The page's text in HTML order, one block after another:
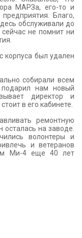
МАРЗа, его-то и
Благо,
обслуживали до
не помнит ни
корпуса был удален
собирали всем
нам новый
директор и
в его кабинете.
ремонтную
осталась на заводе.
волонтеры и
и ветеранов
Ми-4 еще 40 лет